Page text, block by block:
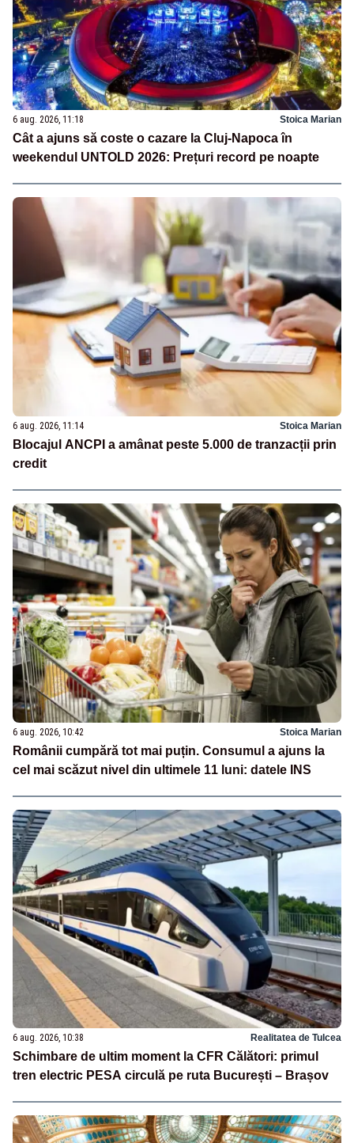
6 aug. 2026, 11:18 Stoica Marian
Cât a ajuns să coste o cazare la Cluj-Napoca în
weekendul UNTOLD 2026: Prețuri record pe noapte
6 aug. 2026, 11:14 Stoica Marian
Blocajul ANCPI a amânat peste 5.000 de tranzacții prin
credit
6 aug. 2026, 10:42 Stoica Marian
Românii cumpără tot mai puțin. Consumul a ajuns la
cel mai scăzut nivel din ultimele 11 luni: datele INS
6 aug. 2026, 10:38 Realitatea de Tulcea
Schimbare de ultim moment la CFR Călători: primul
tren electric PESA circulă pe ruta București – Brașov